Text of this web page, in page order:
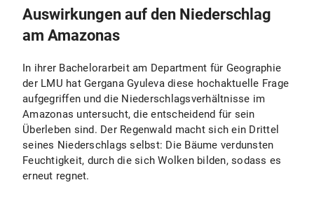
Auswirkungen auf den Niederschlag
am Amazonas
In ihrer Bachelorarbeit am Department für Geographie
der LMU hat Gergana Gyuleva diese hochaktuelle Frage
aufgegriffen und die Niederschlagsverhältnisse im
Amazonas untersucht, die entscheidend für sein
Überleben sind. Der Regenwald macht sich ein Drittel
seines Niederschlags selbst: Die Bäume verdunsten
Feuchtigkeit, durch die sich Wolken bilden, sodass es
erneut regnet.